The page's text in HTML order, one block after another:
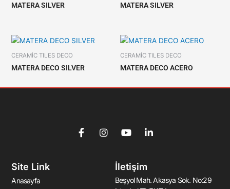
MATERA SILVER MATERA SILVER
CERAMİC TILES DECO
MATERA DECO SILVER
CERAMİC TILES DECO
MATERA DECO ACERO
F
a
I
n
Y
u
b
L
d
Site Link
Anasayfa
İletişim
Beşyol Mah. Akasya Sok. No:29